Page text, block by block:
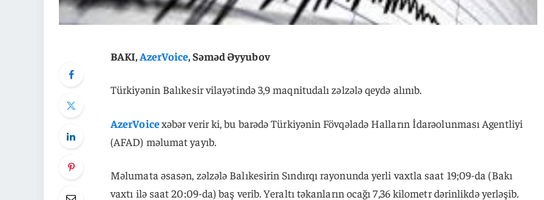
BAKI,AzerVoice, Səməd Əyyubov
Türkiyənin Balıkesir vilayətində 3,9 maqnitudalı zəlzələ qeydə alınıb.
AzerVoicexəbər verir ki, bu barədə Türkiyənin Fövqəladə Halların İdarəolunması Agentliyi
(AFAD) məlumat yayıb.
Məlumata əsasən, zəlzələ Balıkesirin Sındırqı rayonunda yerli vaxtla saat 19;09-da (Bakı
vaxtı ilə saat 20:09-da) baş verib. Yeraltı təkanların ocağı 7,36 kilometr dərinlikdə yerləşib.